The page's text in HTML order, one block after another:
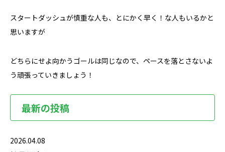
スタートダッシュが慎重な人も、とにかく早く！な人もいるかと
思いますが
どちらにせよ向かうゴールは同じなので、ペースを落とさないよ
う頑張っていきましょう！
最新の投稿
2026.04.08